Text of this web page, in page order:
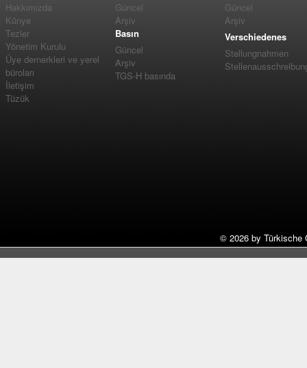
Hakkımızda
Künye
Tezler
Yönetim Kurulu
Üye dernerkleri ve yerel
büroları
İletişim
Tüzük
Güncel
Arşiv
Basın
Güncel
Arşiv
TGS-H basında
Güncel
Arşiv
Verschiedenes
Stellungnahmen
© 2026 by Türkische